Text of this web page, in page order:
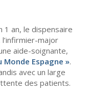
1 an, le dispensaire
major
aide-soignante,
Monde Espagne ».
avec un large
des patients.